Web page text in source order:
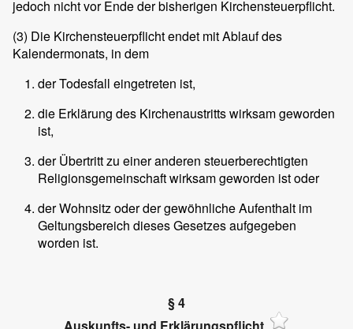
jedoch nicht vor Ende der bisherigen Kirchensteuerpflicht.
(3) Die Kirchensteuerpflicht endet mit Ablauf des
Kalendermonats, in dem
der Todesfall eingetreten ist,
die Erklärung des Kirchenaustritts wirksam geworden
ist,
der Übertritt zu einer anderen steuerberechtigten
Religionsgemeinschaft wirksam geworden ist oder
der Wohnsitz oder der gewöhnliche Aufenthalt im
Geltungsbereich dieses Gesetzes aufgegeben
worden ist.
§ 4